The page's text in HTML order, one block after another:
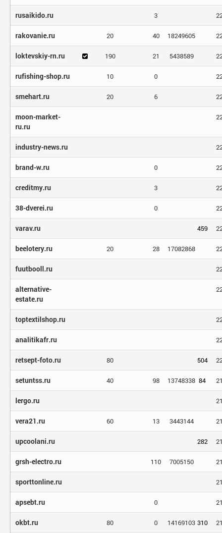
rusaikido.ru 3
rakovanie.ru 20 40 18249605
loktevskiy-rn.ru 190 21 5438589
rufishing-shop.ru 10 0
smehart.ru 20 6
moon-market-
ru.ru
industry-news.ru
brand-w.ru 0
creditmy.ru 3
38-dverei.ru 0
varav.ru 459
beelotery.ru 20 28 17082868
fuutbooll.ru
alternative-
estate.ru
toptextilshop.ru
analitikafr.ru
retsept-foto.ru 80 504
setuntss.ru 40 98 13748338 84
lergo.ru
vera21.ru 60 13 3443144
upcoolani.ru 282
grsh-electro.ru 110 7005150
sporttonline.ru
apsebt.ru 0
okbt.ru 80 0 14169103 310